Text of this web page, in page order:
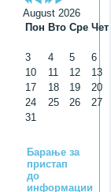
August 2026
Пон Вто Сре Чет
3
4 5 6
10
11 12 13
17
18 19 20
24
25 26 27
31
Барање за
пристап
до
информации